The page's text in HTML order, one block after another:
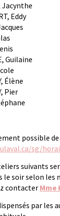
Jacynthe
Eddy
Guilaine
Élène
Pier
possible
sg/
suivants
le soir selon
contacter Mme
par les